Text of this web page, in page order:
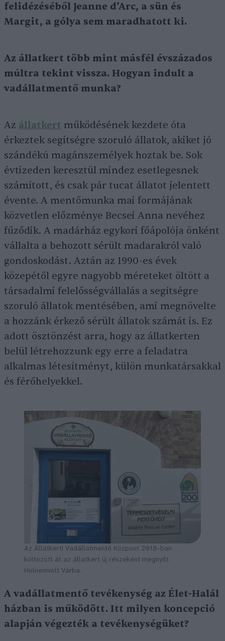
felidézéséből Jeanne d’Arc, a sün és
Margit, a gólya sem maradhatott ki.
Az állatkert több mint másfél évszázados
múltra tekint vissza. Hogyan indult a
vadállatmentő munka?
Az állatkert működésének kezdete óta
érkeztek segítségre szoruló állatok, akiket jó
szándékú magánszemélyek hoztak be. Sok
évtizeden keresztül mindez esetlegesnek
számított, és csak pár tucat állatot jelentett
évente. A mentőmunka mai formájának
közvetlen előzménye Becsei Anna nevéhez
fűződik. A madárház egykori főápolója önként
vállalta a behozott sérült madarakról való
gondoskodást. Aztán az 1990-es évek
közepétől egyre nagyobb méreteket öltött a
társadalmi felelősségvállalás a segítségre
szoruló állatok mentésében, ami megnövelte
a hozzánk érkező sérült állatok számát is. Ez
adott ösztönzést arra, hogy az állatkerten
belül létrehozzunk egy erre a feladatra
alkalmas létesítményt, külön munkatársakkal
és férőhelyekkel.
Az Állatkerti Vadállatmentő Központ 2018-ban
költözött át az állatkert új részeként megnyílt
Holnemvolt Várba.
A vadállatmentő tevékenység az Élet-Halál
házban is működött. Itt milyen koncepció
alapján végezték a tevékenységüket?